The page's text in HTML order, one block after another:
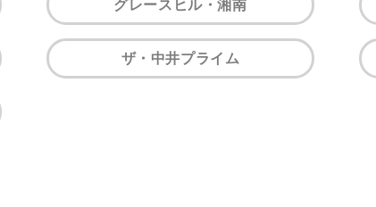
グレースヒル・湘南
ザ・中井プライム